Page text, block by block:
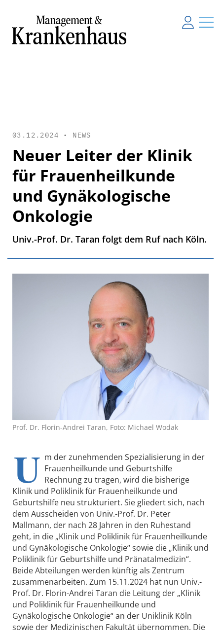
03.12.2024 • NEWS
Neuer Leiter der Klinik
für Frauenheilkunde
und Gynäkologische
Onkologie
Univ.-Prof. Dr. Taran folgt dem Ruf nach Köln.
Prof. Dr. Florin-Andrei Taran, Foto: Michael Wodak
U m der zunehmenden Spezialisierung in der
Frauenheilkunde und Geburtshilfe
Rechnung zu tragen, wird die bisherige
Klinik und Poliklinik für Frauenheilkunde und
Geburtshilfe neu strukturiert. Sie gliedert sich, nach
dem Ausscheiden von Univ.-Prof. Dr. Peter
Mallmann, der nach 28 Jahren in den Ruhestand
geht, in die „Klinik und Poliklinik für Frauenheilkunde
und Gynäkologische Onkologie“ sowie die „Klinik und
Poliklinik für Geburtshilfe und Pränatalmedizin“.
Beide Abteilungen werden künftig als Zentrum
zusammenarbeiten. Zum 15.11.2024 hat nun Univ.-
Prof. Dr. Florin-Andrei Taran die Leitung der „Klinik
und Poliklinik für Frauenheilkunde und
Gynäkologische Onkologie“ an der Uniklinik Köln
sowie der Medizinischen Fakultät übernommen. Die